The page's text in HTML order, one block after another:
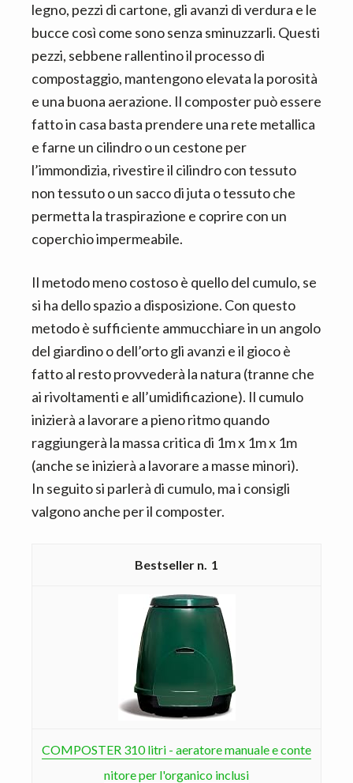
legno, pezzi di cartone, gli avanzi di verdura e le
bucce così come sono senza sminuzzarli. Questi
pezzi, sebbene rallentino il processo di
compostaggio, mantengono elevata la porosità
e una buona aerazione. Il composter può essere
fatto in casa basta prendere una rete metallica
e farne un cilindro o un cestone per
l’immondizia, rivestire il cilindro con tessuto
non tessuto o un sacco di juta o tessuto che
permetta la traspirazione e coprire con un
coperchio impermeabile.
Il metodo meno costoso è quello del cumulo, se
si ha dello spazio a disposizione. Con questo
metodo è sufficiente ammucchiare in un angolo
del giardino o dell’orto gli avanzi e il gioco è
fatto al resto provvederà la natura (tranne che
ai rivoltamenti e all’umidificazione). Il cumulo
inizierà a lavorare a pieno ritmo quando
raggiungerà la massa critica di 1m x 1m x 1m
(anche se inizierà a lavorare a masse minori).
In seguito si parlerà di cumulo, ma i consigli
valgono anche per il composter.
1
COMPOSTER 310 litri - aeratore manuale e conte
nitore per l'organico inclusi